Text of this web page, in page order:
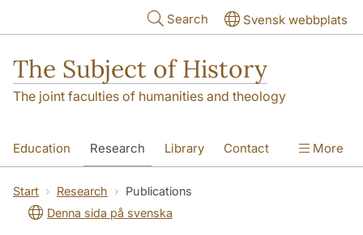
Search Svensk webbplats
The Subject of History
The joint faculties of humanities and theology
Education Research Library Contact
About us Accessibility
More
Start Research
Publications
Denna sida på svenska